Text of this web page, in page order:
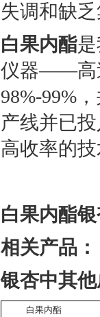
失调和缺
白果内酯
仪器——高
98%-99%
产线并已
高收率的
白果内酯
相关产品：
银杏中其
白果内酯